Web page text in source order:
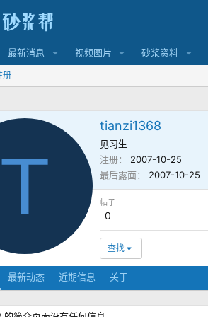
最新消息 视频图片 砂浆资料
册
T
tianzi1368
见习生
注册
2007-10-25
最后露面
2007-10-25
帖子
0
查找
最新动态 近期信息 关于